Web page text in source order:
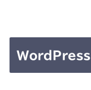
WordPress